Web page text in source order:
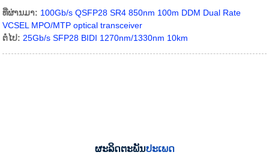
ທີ່ຜ່ານມາ: 100Gb/s QSFP28 SR4 850nm 100m DDM Dual Rate
VCSEL MPO/MTP optical transceiver
ຕໍ່ໄປ: 25Gb/s SFP28 BIDI 1270nm/1330nm 10km
ຜະລິດຕະພັນປະເພດ